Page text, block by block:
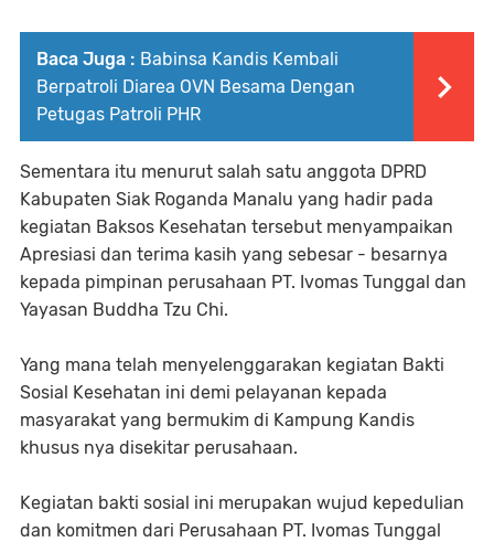
Baca Juga : Babinsa Kandis Kembali
Berpatroli Diarea OVN Besama Dengan
Petugas Patroli PHR
Sementara itu menurut salah satu anggota DPRD
Kabupaten Siak Roganda Manalu yang hadir pada
kegiatan Baksos Kesehatan tersebut menyampaikan
Apresiasi dan terima kasih yang sebesar - besarnya
kepada pimpinan perusahaan PT. Ivomas Tunggal dan
Yayasan Buddha Tzu Chi.
Yang mana telah menyelenggarakan kegiatan Bakti
Sosial Kesehatan ini demi pelayanan kepada
masyarakat yang bermukim di Kampung Kandis
khusus nya disekitar perusahaan.
Kegiatan bakti sosial ini merupakan wujud kepedulian
dan komitmen dari Perusahaan PT. Ivomas Tunggal